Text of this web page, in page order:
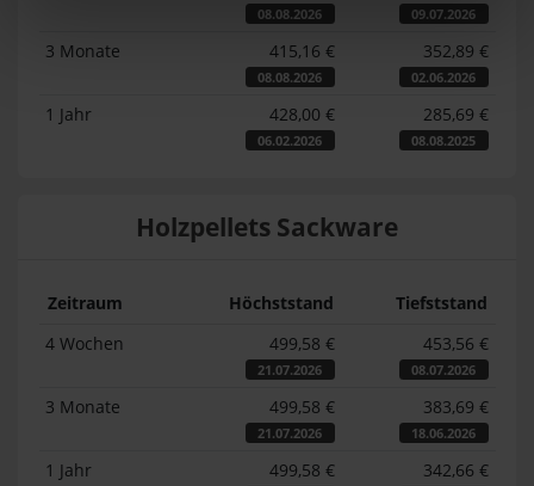
08.08.2026 09.07.2026
3 Monate 415,16 €
08.08.2026
352,89 €
02.06.2026
1 Jahr 428,00 €
06.02.2026
285,69 €
08.08.2025
Holzpellets Sackware
Zeitraum Höchststand
Tiefststand
4 Wochen
499,58 €
21.07.2026
453,56 €
08.07.2026
3 Monate 499,58 €
21.07.2026
383,69 €
18.06.2026
1 Jahr 499,58 € 342,66 €